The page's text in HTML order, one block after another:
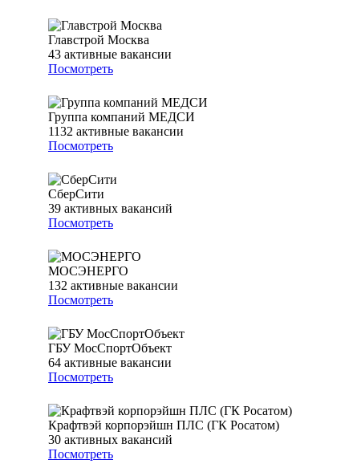
Главстрой Москва
43 активные вакансии
Посмотреть
Группа компаний МЕДСИ
1132 активные вакансии
Посмотреть
СберСити
39 активных вакансий
Посмотреть
МОСЭНЕРГО
132 активные вакансии
Посмотреть
ГБУ МосСпортОбъект
64 активные вакансии
Посмотреть
Крафтвэй корпорэйшн ПЛС (ГК Росатом)
30 активных вакансий
Посмотреть